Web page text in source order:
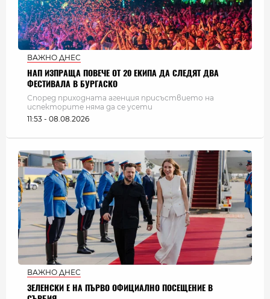
ВАЖНО ДНЕС
НАП ИЗПРАЩА ПОВЕЧЕ ОТ 20 ЕКИПА ДА СЛЕДЯТ ДВА
ФЕСТИВАЛА В БУРГАСКО
Според приходната агенция присъствието на
испекторите няма да се усети
11:53 - 08.08.2026
ВАЖНО ДНЕС
ЗЕЛЕНСКИ Е НА ПЪРВО ОФИЦИАЛНО ПОСЕЩЕНИЕ В